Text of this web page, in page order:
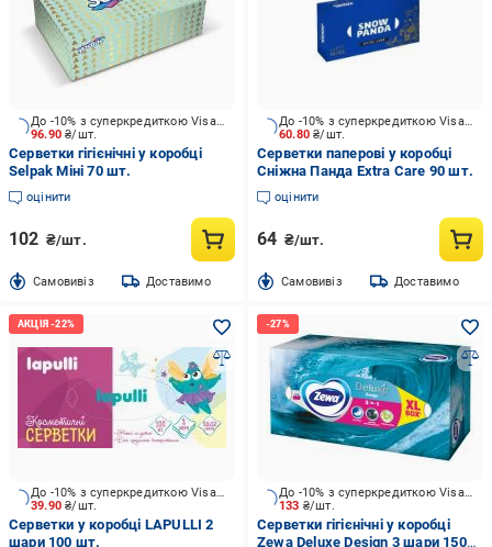
96.90₴/шт.
До -10% з суперкредиткою Visa Вигода
Серветки гігієнічні у коробці
Selpak Міні 70 шт.
оцінити
102 ₴/шт.
Cамовивіз Доставимо
60.80₴/шт.
До -10% з суперкредиткою Visa Вигода
Серветки паперові у коробці
Сніжна Панда Extra Care 90 шт.
оцінити
64 ₴/шт.
Cамовивіз Доставимо
39.90₴/шт.
До -10% з суперкредиткою Visa Вигода
Серветки у коробці LAPULLI 2
шари 100 шт.
133 ₴/шт.
До -10% з суперкредиткою Visa Вигода
Серветки гігієнічні у коробці
Zewa Deluxe Design 3 шари 150